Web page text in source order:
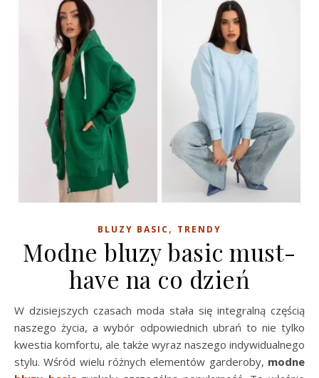
BLUZY BASIC, TRENDY
Modne bluzy basic must-
have na co dzień
W dzisiejszych czasach moda stała się integralną częścią
naszego życia, a wybór odpowiednich ubrań to nie tylko
kwestia komfortu, ale także wyraz naszego indywidualnego
stylu. Wśród wielu różnych elementów garderoby, modne